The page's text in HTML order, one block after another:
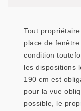
Tout
place de
condition
les dispositions
190 cm est
pour la vue
possible, le